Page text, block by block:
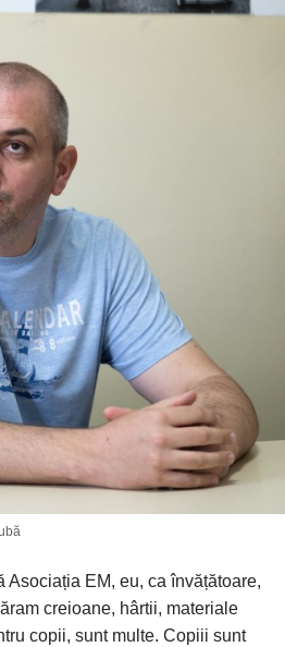
Asociația EM, eu, ca învățătoare,
creioane, hârtii, materiale
copii, sunt multe. Copiii sunt